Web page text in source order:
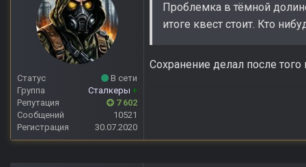
Статус
В сети
Группа
Сталкеры +
Репутация
7 602
Сообщений
10521
Регистрация
30.07.2020
Проблемка в тёмной
итоге квест стоит. Кто
Сохранение делал после